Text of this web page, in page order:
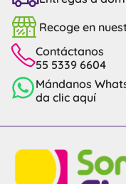
Recoge en
Contáctanos
55 5339 6604
Mándanos
da clic aquí